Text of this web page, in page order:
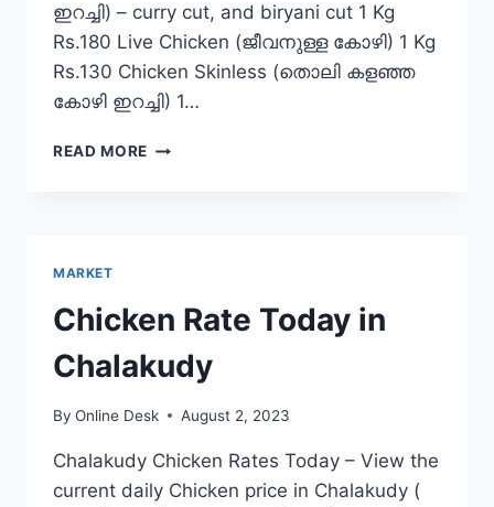
ഇറച്ചി) – curry cut, and biryani cut 1 Kg
Rs.180 Live Chicken (ജീവനുള്ള കോഴി) 1 Kg
Rs.130 Chicken Skinless (തൊലി കളഞ്ഞ
കോഴി ഇറച്ചി) 1…
READ MORE CHICKEN
MARKET
Chicken Rate Today in
Chalakudy
By Online Desk August 2, 2023
Chalakudy Chicken Rates Today – View the
current daily Chicken price in Chalakudy (